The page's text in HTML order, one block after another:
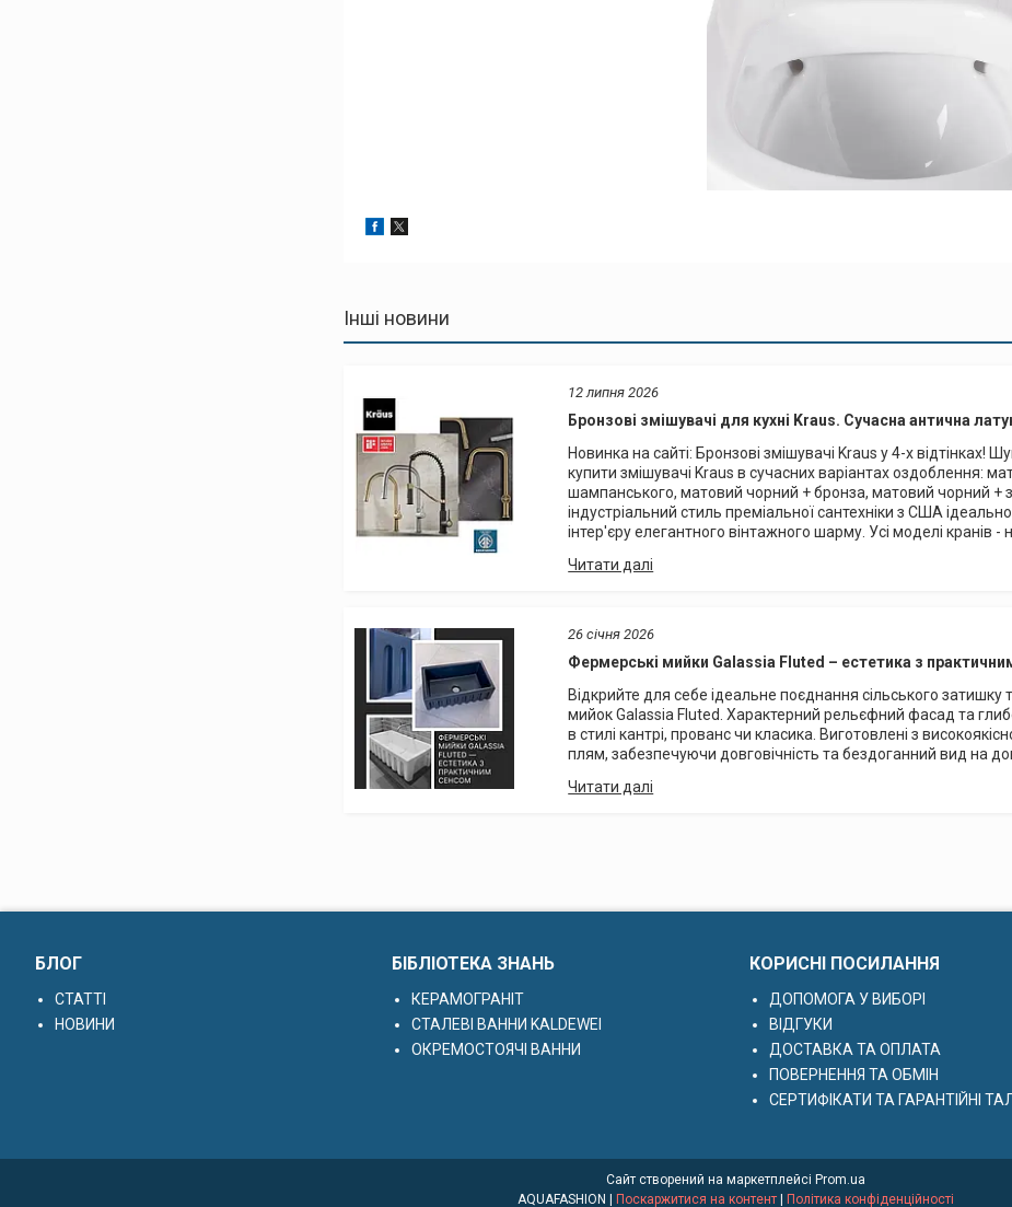
Інші новини
12 липня 2026
Бронзові змішувачі для кухні Kraus. Сучасна антична
Новинка на сайті: Бронзові змішувачі Kraus у 4-х
купити змішувачі Kraus в сучасних варіантах оздоблення:
шампанського, матовий чорний + бронза, матовий чорний +
індустріальний стиль преміальної сантехніки з США
інтер'єру елегантного вінтажного шарму. Усі моделі кранів -
26 січня 2026
Фермерські мийки Galassia Fluted – естетика з
Відкрийте для себе ідеальне поєднання сільського затишку
мийок Galassia Fluted. Характерний рельєфний фасад та
в стилі кантрі, прованс чи класика. Виготовлені з
плям, забезпечуючи довговічність та бездоганний вид на
БЛОГ
СТАТТІ
НОВИНИ
БІБЛІОТЕКА ЗНАНЬ
КЕРАМОГРАНІТ
СТАЛЕВІ ВАННИ KALDEWEI
ОКРЕМОСТОЯЧІ ВАННИ
КОРИСНІ ПОСИЛАННЯ
ДОПОМОГА У ВИБОРІ
ВІДГУКИ
ДОСТАВКА ТА ОПЛАТА
ПОВЕРНЕННЯ ТА ОБМІН
СЕРТИФІКАТИ ТА ГАРАНТІЙНІ
Сайт створений на маркетплейсі Prom.ua
Поскаржитися на контент Політика конфіденційності